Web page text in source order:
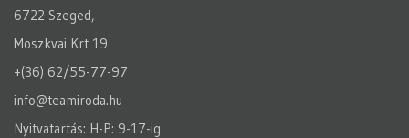
6722 Szeged,
Moszkvai Krt 19
+(36) 62/55-77-97
info@teamiroda.hu
Nyitvatartás: H-P: 9-17-ig